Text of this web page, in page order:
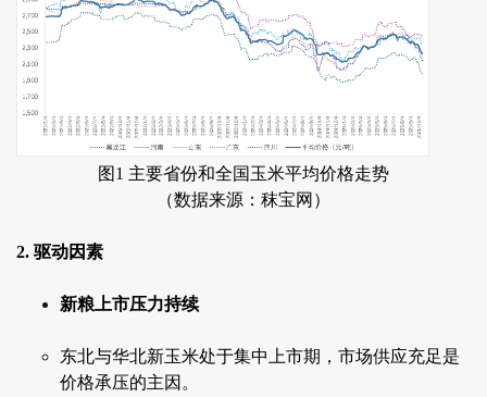
图1 主要省份和全国玉米平均价格走势
（数据来源：秣宝网）
2. 驱动因素
新粮上市压力持续
东北与华北新玉米处于集中上市期，市场供应充足是
价格承压的主因。